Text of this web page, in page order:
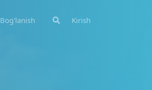
Bog'lanish Kirish